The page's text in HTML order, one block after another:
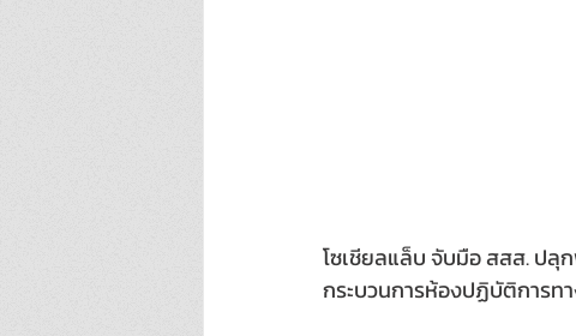
โซเชียลแล็บ จับมือ สสส. ปลุ
กระบวนการห้องปฏิบัติการท